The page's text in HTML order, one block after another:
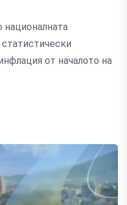
националната
от началото на